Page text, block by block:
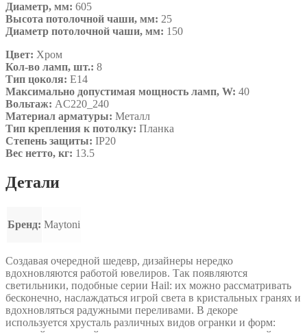
Диаметр, мм: 605
Высота потолочной чаши, мм: 25
Диаметр потолочной чаши, мм: 150
Цвет: Хром
Кол-во ламп, шт.: 8
Тип цоколя: E14
Максимально допустимая мощность ламп, W: 40
Вольтаж: AC220_240
Материал арматуры: Металл
Тип крепления к потолку: Планка
Степень защиты: IP20
Вес нетто, кг: 13.5
Детали
Бренд: Maytoni
Создавая очередной шедевр, дизайнеры нередко
вдохновляются работой ювелиров. Так появляются
светильники, подобные серии Hail: их можно рассматривать
бесконечно, наслаждаться игрой света в кристальных гранях и
вдохновляться радужными переливами. В декоре
используется хрусталь различных видов огранки и форм: